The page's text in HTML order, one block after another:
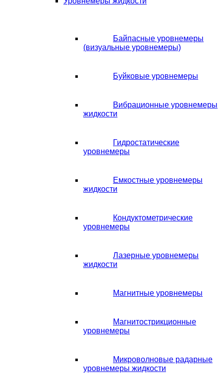
Байпасные уровнемеры
(визуальные уровнемеры)
Буйковые уровнемеры
Вибрационные уровнемеры
жидкости
Гидростатические
уровнемеры
Емкостные уровнемеры
жидкости
Кондуктометрические
уровнемеры
Лазерные уровнемеры
жидкости
Магнитные уровнемеры
Магнитострикционные
уровнемеры
Микроволновые радарные
уровнемеры жидкости